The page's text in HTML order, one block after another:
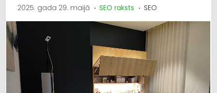
2025. gada 29. maijā SEO raksts SEO